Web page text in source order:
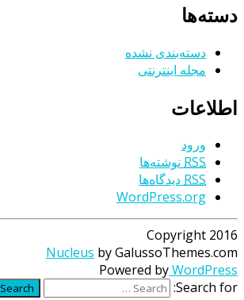
دسته‌ها
دسته‌بندی نشده
مجله اینترنتی
اطلاعات
ورود
RSS نوشته‌ها
RSSدیدگاه‌ها
WordPress.org
Copyright 2016
Nucleus by GalussoThemes.com
Powered byWordPress
Search for:
Search